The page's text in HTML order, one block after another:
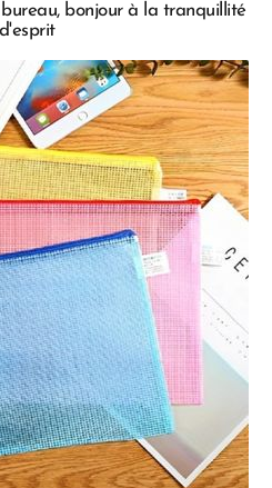
bonjour à la tranquillité
d'esprit